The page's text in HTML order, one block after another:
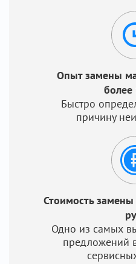
Опыт замены
более
Быстро
причину
Стоимость
Одно из самых
предложений